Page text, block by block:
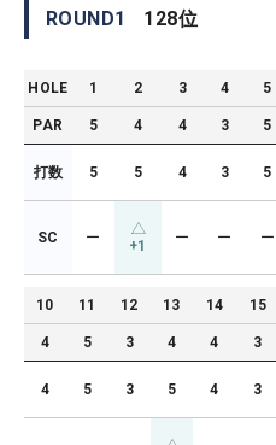
ROUND1 128位
HOLE 1 2 3 4 5
PAR 5 4 4 3 5
打数 5 5 4 3 5
SC ー +1 ー ー ー
10 11 12 13 14 15
4 5 3 4 4 3
4 5 3 5 4 3